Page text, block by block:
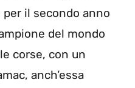
il secondo anno
del mondo
corse, con un
anch’essa